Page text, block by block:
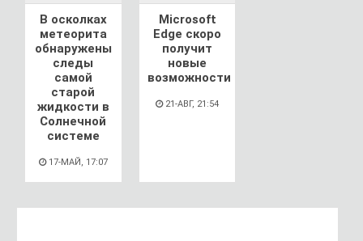
В осколках
метеорита
обнаружены
следы
самой
старой
жидкости в
Солнечной
системе
17-МАЙ, 17:07
Microsoft
Edge скоро
получит
новые
возможности
21-АВГ, 21:54